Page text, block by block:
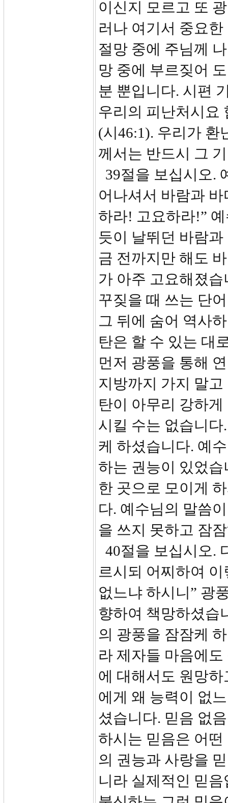
이신지 모르고 또
러나 여기서 중요
절망 중에 주님께
망 중에 부르짖어
분 뿐입니다. 시편
우리의 피난처시요
(시46:1). 우리가 환
께서는 반드시 그
39절을 보십시오.
어나셔서 바람과
하라! 고요하라!”
듯이 날뛰던 바람
금 전까지만 해도
가 아주 고요해졌습
꾸짖을 때 쓰는 단
그 뒤에 숨어 역사
탄은 할 수 있는 대
먼저 광풍을 통해
지방까지 가지 말
탄이 아무리 강하
시킬 수는 없습니
케 하셨습니다. 예
하는 권능이 있었
한 곳으로 모이게
다. 예수님의 말씀
을 쓰지 못하고 잠
40절을 보십시오.
르시되 어찌하여
없느냐 하시니” 광
향하여 책망하셨습
의 광풍을 잠잠케
라 제자들 마음에
에 대해서도 원망
에게 왜 능력이 없
셨습니다. 믿음 없
하시는 믿음은 어
의 권능과 사랑을
니라 실제적인 믿